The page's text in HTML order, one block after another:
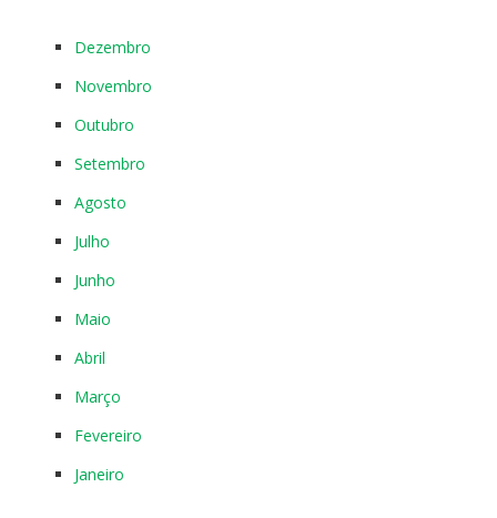
Dezembro
Novembro
Outubro
Setembro
Agosto
Julho
Junho
Maio
Abril
Março
Fevereiro
Janeiro